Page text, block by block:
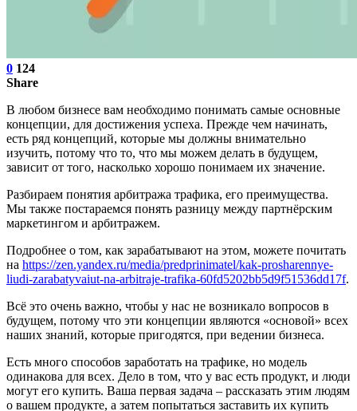
0 124
Share
В любом бизнесе вам необходимо понимать самые основные
концепции, для достижения успеха. Прежде чем начинать,
есть ряд концепций, которые мы должны внимательно
изучить, потому что то, что мы можем делать в будущем,
зависит от того, насколько хорошо понимаем их значение.
Разбираем понятия арбитража трафика, его преимущества.
Мы также постараемся понять разницу между партнёрским
маркетингом и арбитражем.
Подробнее о том, как зарабатывают на этом, можете почитать
на https://zen.yandex.ru/media/predprinimatel/kak-prosharennye-
liudi-zarabatyvaiut-na-arbitraje-trafika-60fd5202bb5d9f51536dd17f.
Всё это очень важно, чтобы у нас не возникало вопросов в
будущем, потому что эти концепции являются «основой» всех
наших знаний, которые пригодятся, при ведении бизнеса.
Есть много способов заработать на трафике, но модель
одинакова для всех. Дело в том, что у вас есть продукт, и люди
могут его купить. Ваша первая задача – рассказать этим людям
о вашем продукте, а затем попытаться заставить их купить